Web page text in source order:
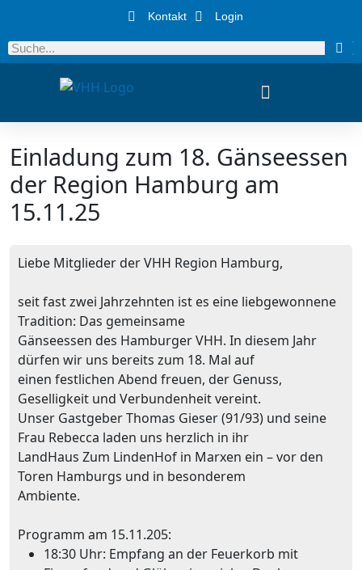
Kontakt Login
Einladung zum 18. Gänseessen
der Region Hamburg am
15.11.25
Liebe Mitglieder der VHH Region Hamburg,
seit fast zwei Jahrzehnten ist es eine liebgewonnene
Tradition: Das gemeinsame
Gänseessen des Hamburger VHH. In diesem Jahr
dürfen wir uns bereits zum 18. Mal auf
einen festlichen Abend freuen, der Genuss,
Geselligkeit und Verbundenheit vereint.
Unser Gastgeber Thomas Gieser (91/93) und seine
Frau Rebecca laden uns herzlich in ihr
LandHaus Zum LindenHof in Marxen ein – vor den
Toren Hamburgs und in besonderem
Ambiente.
Programm am 15.11.205:
18:30 Uhr: Empfang an der Feuerkorb mit